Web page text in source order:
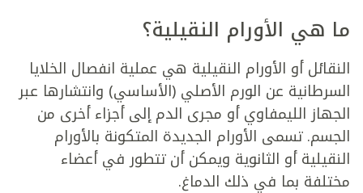
ما هي الأورام النقيلية؟
النقائل أو الأورام النقيلية هي عملية انفصال الخلايا
السرطانية عن الورم الأصلي (الأساسي) وانتشارها عبر
الجهاز الليمفاوي أو مجرى الدم إلى أجزاء أخرى من
الجسم. تسمى الأورام الجديدة المتكونة بالأورام
النقيلية أو الثانوية ويمكن أن تتطور في أعضاء
مختلفة بما في ذلك الدماغ.